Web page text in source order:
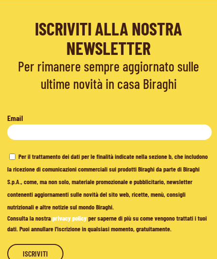
ISCRIVITI ALLA NOSTRA
NEWSLETTER
Per rimanere sempre aggiornato sulle
ultime novità in casa Biraghi
Email
Per il trattamento dei dati per le finalità indicate nella sezione b, che includono
la ricezione di comunicazioni commerciali sui prodotti Biraghi da parte di Biraghi
S.p.A., come, ma non solo, materiale promozionale e pubblicitario, newsletter
contenenti aggiornamenti sulle novità del sito web, ricette, menù, consigli
nutrizionali e altre notizie sul mondo Biraghi.
Consulta la nostraprivacy policyper saperne di più su come vengono trattati i tuoi
dati. Puoi annullare l'iscrizione in qualsiasi momento, gratuitamente.